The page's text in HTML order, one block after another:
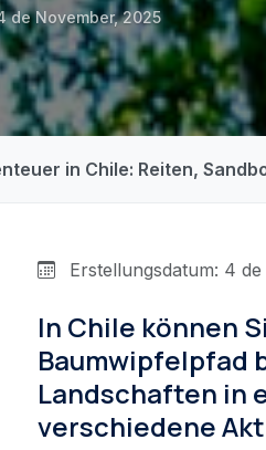
de November, 2025
in Chile: Reiten,
Erstellungsdatum: 4
In Chile können
Baumwipfelpfad
Landschaften in
verschiedene